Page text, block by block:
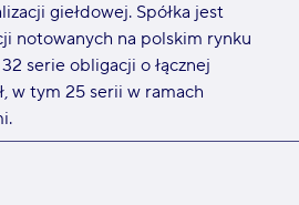
giełdowej. Spółka jest
notowanych na polskim rynku
serie obligacji o łącznej
w tym 25 serii w ramach